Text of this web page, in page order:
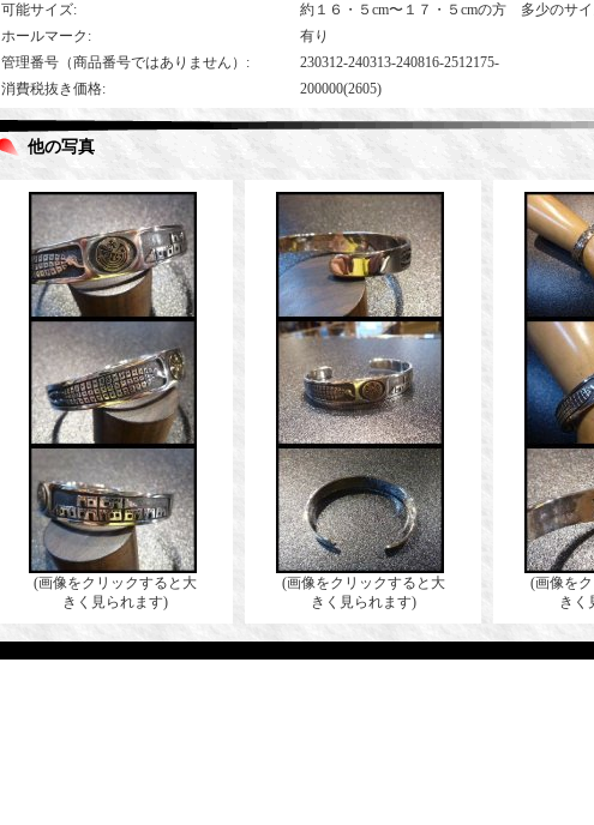
可能サイズ:
約１６・５cm〜１７・５cmの方 多少のサ
ホールマーク :
有り
管理番号（商品番号ではありません） :
230312-240313-240816-2512175-
消費税抜き価格: 200000(2605)
他の写真
(画像をクリックすると大
きく見られます)
(画像をクリックすると大
きく見られます)
(画像を
きく